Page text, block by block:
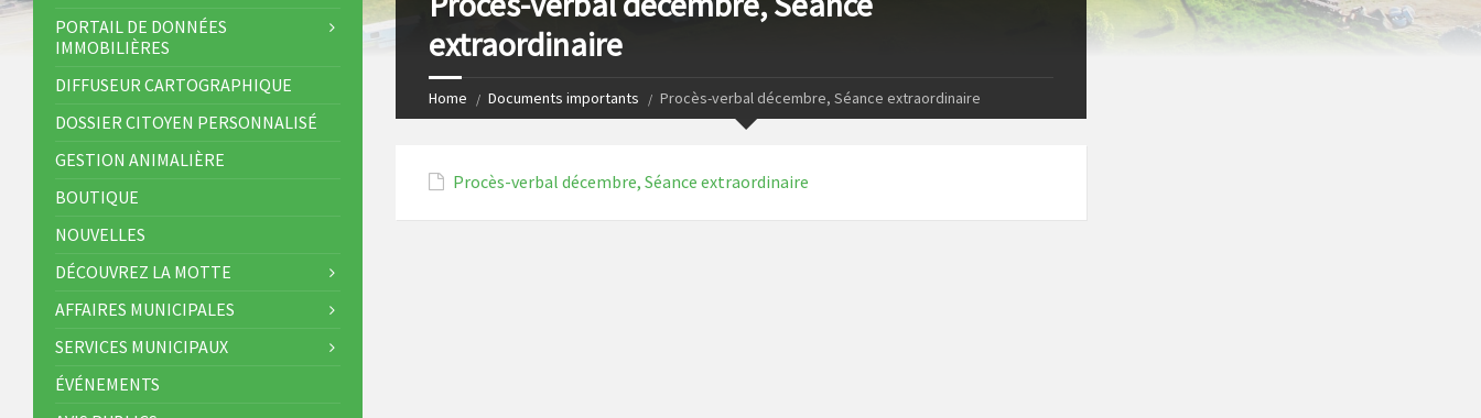
extraordinaire
Home Documents importants Procès-verbal décembre, Séance extraordinaire
Procès-verbal décembre, Séance extraordinaire
PORTAIL DE DONNÉES
IMMOBILIÈRES
DIFFUSEUR CARTOGRAPHIQUE
DOSSIER CITOYEN PERSONNALISÉ
GESTION ANIMALIÈRE
BOUTIQUE
NOUVELLES
DÉCOUVREZ LA MOTTE
AFFAIRES MUNICIPALES
SERVICES MUNICIPAUX
ÉVÉNEMENTS
s